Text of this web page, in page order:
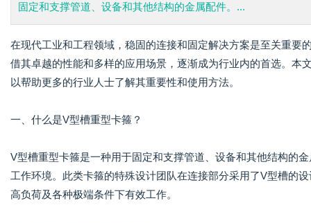
固定和支撑管道、设备和其他结构的金属配件。...
在现代工业和工程领域，稳固的连接和固定解决方案是至关重要
借其卓越的性能和多样的应用场景，逐渐成为行业内的首选。本
以帮助更多的行业人士了解其重要性和使用方法。
一、什么是V型槽重型卡箍？
V型槽重型卡箍是一种用于固定和支撑管道、设备和其他结构的
工作环境。此类卡箍的特殊设计团队在连接部分采用了V型槽的
高负荷及各种极端条件下有效工作。